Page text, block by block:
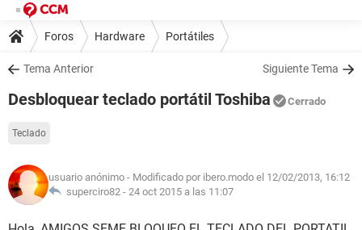
Foros Hardware Portátiles
Tema Anterior Siguiente Tema
Desbloquear teclado portátil Toshiba Cerrado
Teclado
usuario anónimo - Modificado por ibero.modo el 12/02/2013, 16:12
superciro82 - 24 oct 2015 a las 11:07